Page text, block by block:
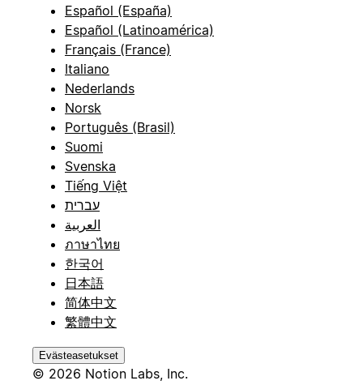
Español (España)
Español (Latinoamérica)
Français (France)
Italiano
Nederlands
Norsk
Português (Brasil)
Suomi
Svenska
Tiếng Việt
עברית
العربية
ภาษาไทย
한국어
日本語
简体中文
繁體中文
Evästeasetukset
© 2026 Notion Labs, Inc.